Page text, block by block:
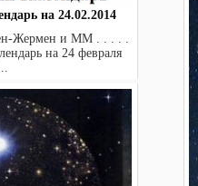
на 24.02.2014
Жермен и ММ . . . . .
на 24 февраля